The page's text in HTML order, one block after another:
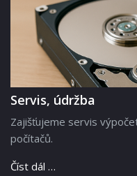
Servis, údržba
Zajišťujeme servis
počítačů.
Číst dál …